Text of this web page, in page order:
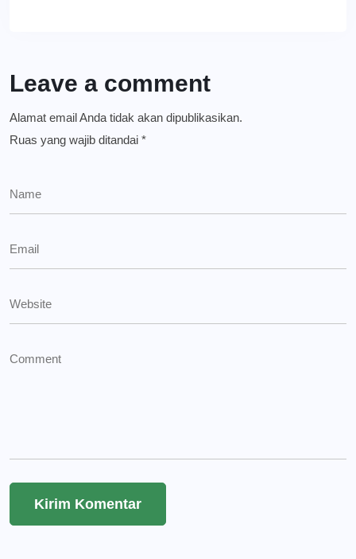
Leave a comment
Alamat email Anda tidak akan dipublikasikan.
Ruas yang wajib ditandai *